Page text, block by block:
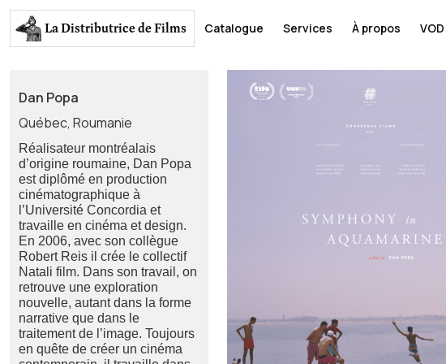
La Distributricede Films Catalogue Services À propos VOD
Dan Popa
Québec, Roumanie
Réalisateur montréalais
d’origine roumaine, Dan Popa
est diplômé en production
cinématographique à
l’Université Concordia et
travaille en cinéma et design.
En 2006, avec son collègue
Robert Reis il crée le collectif
Natali film. Dans son travail, on
retrouve une exploration
nouvelle, autant dans la forme
narrative que dans le
traitement de l’image. Toujours
en quête de créer un cinéma